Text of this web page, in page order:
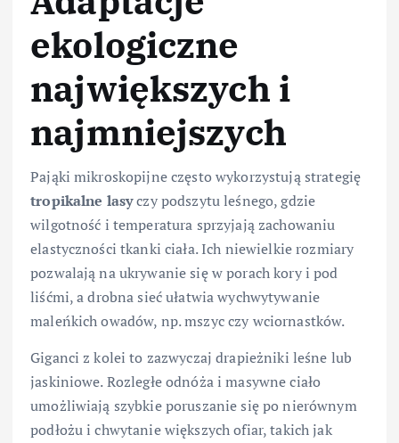
ekologiczne
największych i
najmniejszych
Pająki mikroskopijne często wykorzystują strategię
tropikalne lasyczy podszytu leśnego, gdzie
wilgotność i temperatura sprzyjają zachowaniu
elastyczności tkanki ciała. Ich niewielkie rozmiary
pozwalają na ukrywanie się w porach kory i pod
liśćmi, a drobna sieć ułatwia wychwytywanie
maleńkich owadów, np. mszyc czy wciornastków.
Giganci z kolei to zazwyczaj drapieżniki leśne lub
jaskiniowe. Rozległe odnóża i masywne ciało
umożliwiają szybkie poruszanie się po nierównym
podłożu i chwytanie większych ofiar, takich jak